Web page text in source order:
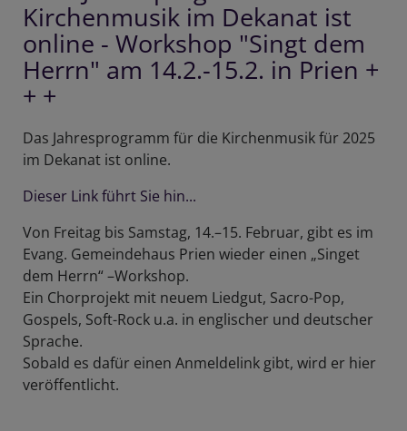
Kirchenmusik im Dekanat ist
online - Workshop "Singt dem
Herrn" am 14.2.-15.2. in Prien +
+ +
Das Jahresprogramm für die Kirchenmusik für 2025
im Dekanat ist online.
Dieser Link führt Sie hin...
Von Freitag bis Samstag, 14.–15. Februar, gibt es im
Evang. Gemeindehaus Prien wieder einen „Singet
dem Herrn“ –Workshop.
Ein Chorprojekt mit neuem Liedgut, Sacro-Pop,
Gospels, Soft-Rock u.a. in englischer und deutscher
Sprache.
Sobald es dafür einen Anmeldelink gibt, wird er hier
veröffentlicht.